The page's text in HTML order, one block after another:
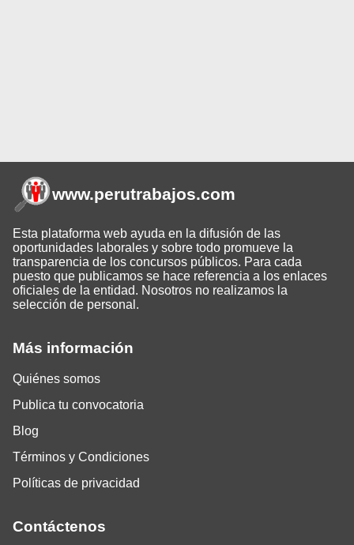
Más información
Quiénes somos
Publica tu convocatoria
Blog
Términos y Condiciones
Políticas de privacidad
Contáctenos
www.perutrabajos.com
Esta plataforma web ayuda en la difusión de las
oportunidades laborales y sobre todo promueve la
transparencia de los concursos públicos. Para cada
puesto que publicamos se hace referencia a los enlaces
oficiales de la entidad. Nosotros no realizamos la
selección de personal.